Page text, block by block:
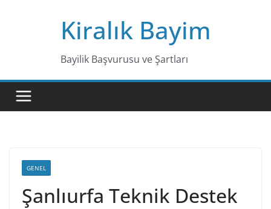
Kiralık Bayim
Bayilik Başvurusu ve Şartları
GENEL
Şanlıurfa Teknik Destek